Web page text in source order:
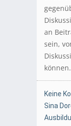
an
sein,
können.
Keine
Sina